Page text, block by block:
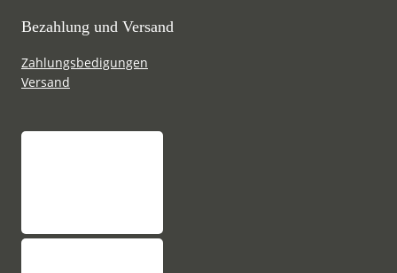
Bezahlung und Versand
Zahlungsbedigungen
Versand